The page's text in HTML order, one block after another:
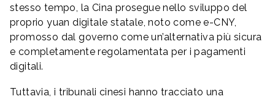
stesso tempo, la Cina prosegue nello sviluppo del
proprio yuan digitale statale, noto come e-CNY,
promosso dal governo come un’alternativa più sicura
e completamente regolamentata per i pagamenti
digitali.
Tuttavia, i tribunali cinesi hanno tracciato una